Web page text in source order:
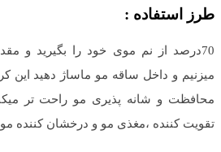
طرز استفاده :
70درصد از نم موی خود را بگیرید و
میزنیم و داخل ساقه مو ماساژ دهید این
محافظت و شانه پذیری مو راحت تر
تقویت کننده ،مغذی مو و درخشان کننده